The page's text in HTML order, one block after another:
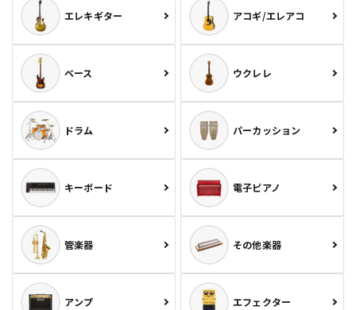
エレキギター アコギ/エレアコ
ベース ウクレレ
ドラム パーカッション
キーボード 電子ピアノ
管楽器 その他楽器
アンプ エフェクター